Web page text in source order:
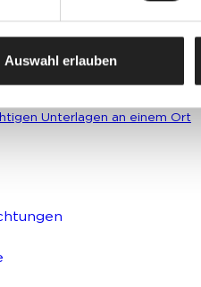
Auswahl erlauben
und Standorte
Unterlagen an einem Ort